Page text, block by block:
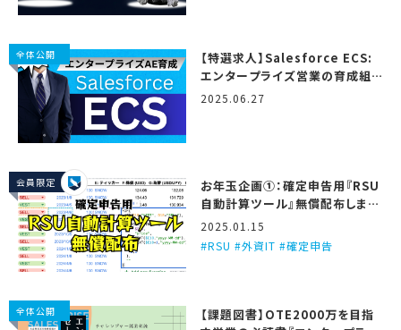
全体公開
【特選求人】Salesforce ECS:
エンタープライズ営業の育成組
織…！ (2025/6/27更新)
2025.06.27
会員限定
お年玉企画①：確定申告用『RSU
自動計算ツール』無償配布しま
す！
2025.01.15
RSU #外資IT #確定申告
全体公開
【課題図書】OTE2000万を目指